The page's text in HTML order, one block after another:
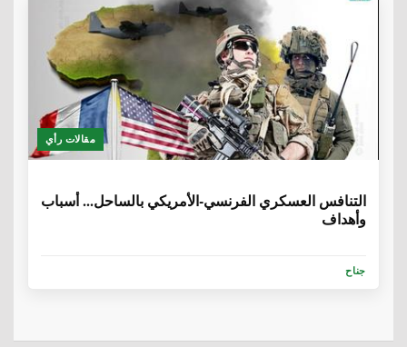
مقالات رأي
التنافس العسكري الفرنسي-الأمريكي بالساحل... أسباب
وأهداف
جناح